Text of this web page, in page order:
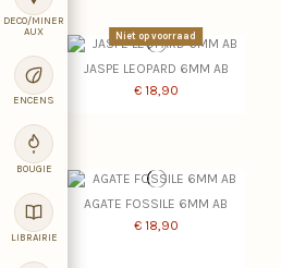
DECO/MINER
AUX
ENCENS
BOUGIE
LIBRAIRIE
Niet op voorraad
JASPE LEOPARD 6MM AB
€ 18,90
AGATE FOSSILE 6MM AB
€ 18,90